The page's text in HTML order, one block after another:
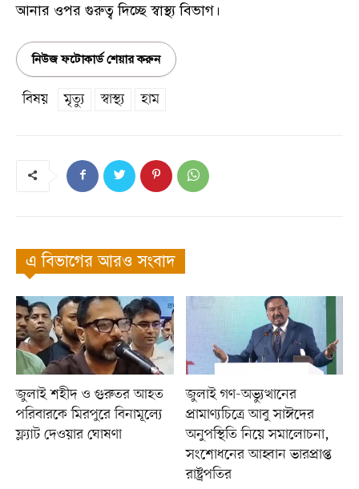
আনার ওপর গুরুত্ব দিচ্ছে স্বাস্থ্য বিভাগ।
নিউজ ফটোকার্ড শেয়ার করুন
বিষয় মৃত্যু স্বাস্থ্য হাম
এ বিভাগের আরও সংবাদ
জুলাই শহীদ ও গুরুতর আহত
পরিবারকে মিরপুরে বিনামূল্যে
ফ্ল্যাট দেওয়ার ঘোষণা
জুলাই গণ-অভ্যুত্থানের
প্রামাণ্যচিত্রে আবু সাঈদের
অনুপস্থিতি নিয়ে সমালোচনা,
সংশোধনের আহ্বান ভারপ্রাপ্ত
রাষ্ট্রপতির